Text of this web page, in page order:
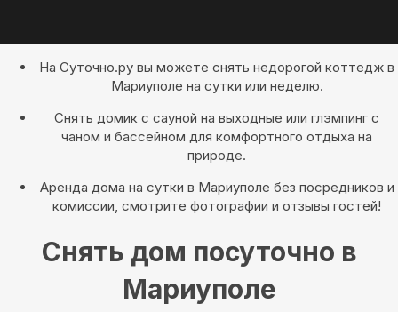
На Суточно.ру вы можете снять недорогой коттедж в
Мариуполе на сутки или неделю.
Снять домик с сауной на выходные или глэмпинг с
чаном и бассейном для комфортного отдыха на
природе.
Аренда дома на сутки в Мариуполе без посредников и
комиссии, смотрите фотографии и отзывы гостей!
Снять дом посуточно в
Мариуполе